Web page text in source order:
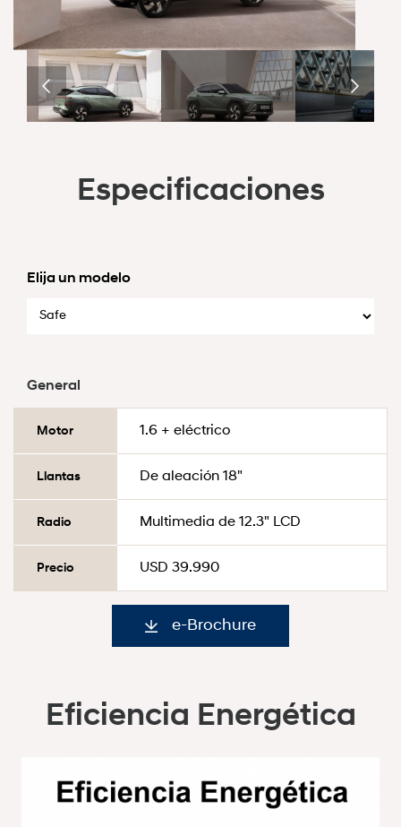
Especificaciones
Elija un modelo
General
Motor 1.6 + eléctrico
Llantas De aleación 18"
Radio Multimedia de 12.3" LCD
Precio USD 39.990
e-Brochure
Eficiencia Energética